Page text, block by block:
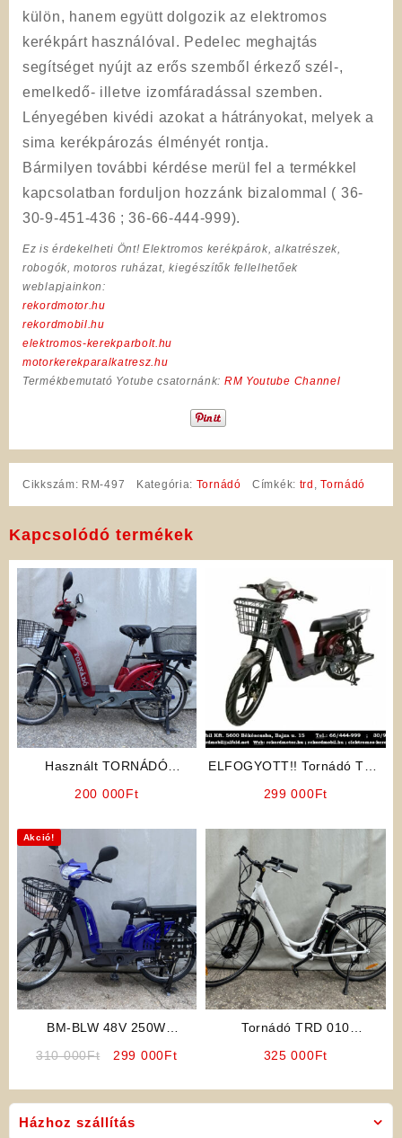
Házhoz szállítás
külön, hanem együtt dolgozik az elektromos
kerékpárt használóval. Pedelec meghajtás
segítséget nyújt az erős szemből érkező szél-,
emelkedő- illetve izomfáradással szemben.
Lényegében kivédi azokat a hátrányokat, melyek a
sima kerékpározás élményét rontja.
Bármilyen további kérdése merül fel a termékkel
kapcsolatban forduljon hozzánk bizalommal ( 36-
30-9-451-436 ; 36-66-444-999).
Ez is érdekelheti Önt! Elektromos kerékpárok, alkatrészek,
robogók, motoros ruházat, kiegészítők fellelhetőek
weblapjainkon:
rekordmotor.hu
rekordmobil.hu
elektromos-kerekparbolt.hu
motorkerekparalkatresz.hu
Termékbemutató Yotube csatornánk: RM Youtube Channel
Cikkszám: RM-497 Kategória: Tornádó Címkék: trd ,Tornádó
Kapcsolódó termékek
Használt TORNÁDÓ
200 000Ft
ELFOGYOTT!! Tornádó TRD
299 000Ft
Akció!
BM-BLW 48V 250W
310 000Ft
Original
was:
000Ft.
299 000FtCurrent
is:
Tornádó TRD 010
325 000Ft